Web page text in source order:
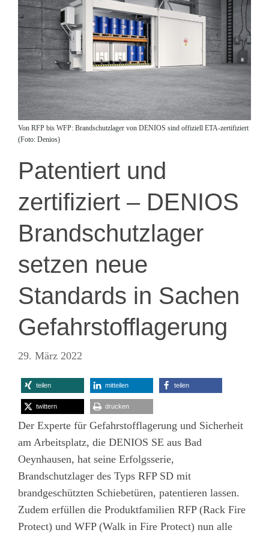
Von RFP bis WFP: Brandschutzlager von DENIOS sind offiziell ETA-zertifiziert
(Foto: Denios)
Patentiert und
zertifiziert – DENIOS
Brandschutzlager
setzen neue
Standards in Sachen
Gefahrstofflagerung
29. März 2022
teilen mitteilen teilen
twittern drucken
Der Experte für Gefahrstofflagerung und Sicherheit
am Arbeitsplatz, die DENIOS SE aus Bad
Oeynhausen, hat seine Erfolgsserie,
Brandschutzlager des Typs RFP SD mit
brandgeschützten Schiebetüren, patentieren lassen.
Zudem erfüllen die Produktfamilien RFP (Rack Fire
Protect) und WFP (Walk in Fire Protect) nun alle